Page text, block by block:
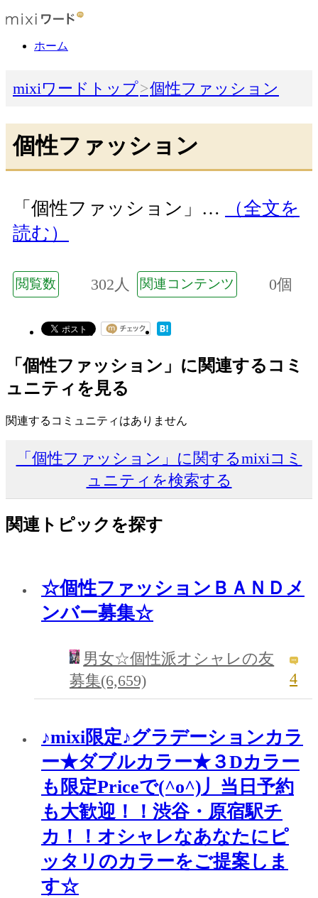
ホーム
mixiワードトップ 個性ファッション
個性ファッション
「個性ファッション」…
（全文を
読む）
閲覧数 302人 関連コンテンツ 0個
「個性ファッション」に関連するコミ
ュニティを見る
関連するコミュニティはありません
「個性ファッション」に関するmixiコミ
ュニティを検索する
関連トピックを探す
☆個性ファッションＢＡＮＤメ
ンバー募集☆
男女☆個性派オシャレの友
募集(6,659)
4
♪mixi限定♪グラデーションカラ
ー★ダブルカラー★３Dカラー
も限定Priceで(^o^)丿当日予約
も大歓迎！！渋谷・原宿駅チ
カ！！オシャレなあなたにピ
ッタリのカラーをご提案しま
す☆